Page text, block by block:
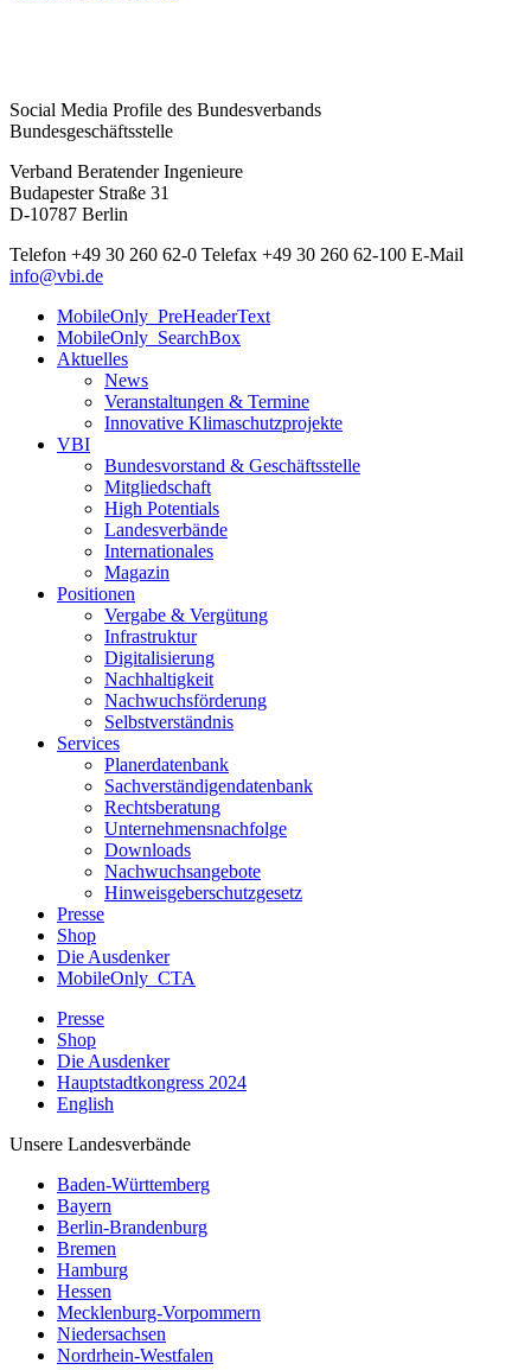
Social Media Profile des Bundesverbands
Bundesgeschäftsstelle
Verband Beratender Ingenieure
Budapester Straße 31
D-10787 Berlin
Telefon +49 30 260 62-0 Telefax +49 30 260 62-100 E-Mail
info@vbi.de
MobileOnly_PreHeaderText
MobileOnly_SearchBox
Aktuelles
News
Veranstaltungen & Termine
Innovative Klimaschutzprojekte
VBI
Bundesvorstand & Geschäftsstelle
Mitgliedschaft
High Potentials
Landesverbände
Internationales
Magazin
Positionen
Vergabe & Vergütung
Infrastruktur
Digitalisierung
Nachhaltigkeit
Nachwuchsförderung
Selbstverständnis
Services
Planerdatenbank
Sachverständigendatenbank
Rechtsberatung
Unternehmensnachfolge
Downloads
Nachwuchsangebote
Hinweisgeberschutzgesetz
Presse
Shop
Die Ausdenker
MobileOnly_CTA
Presse
Shop
Die Ausdenker
Hauptstadtkongress 2024
English
Unsere Landesverbände
Baden-Württemberg
Bayern
Berlin-Brandenburg
Bremen
Hamburg
Hessen
Mecklenburg-Vorpommern
Niedersachsen
Nordrhein-Westfalen